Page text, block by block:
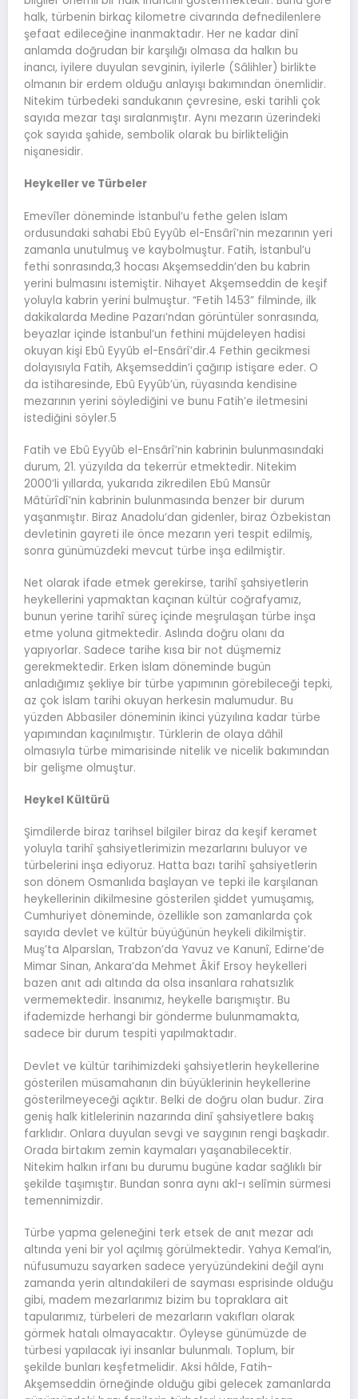
halk, türbenin birkaç kilometre civarında defnedilenlere
şefaat edileceğine inanmaktadır. Her ne kadar dinî
anlamda doğrudan bir karşılığı olmasa da halkın bu
inancı, iyilere duyulan sevginin, iyilerle (Sâlihler) birlikte
olmanın bir erdem olduğu anlayışı bakımından önemlidir.
Nitekim türbedeki sandukanın çevresine, eski tarihli çok
sayıda mezar taşı sıralanmıştır. Aynı mezarın üzerindeki
çok sayıda şahide, sembolik olarak bu birlikteliğin
nişanesidir.
Heykeller ve Türbeler
Emevîler döneminde İstanbul’u fethe gelen İslam
ordusundaki sahabi Ebû Eyyûb el-Ensârî’nin mezarının yeri
zamanla unutulmuş ve kaybolmuştur. Fatih, İstanbul’u
fethi sonrasında,3 hocası Akşemseddin’den bu kabrin
yerini bulmasını istemiştir. Nihayet Akşemseddin de keşif
yoluyla kabrin yerini bulmuştur. “Fetih 1453” filminde, ilk
dakikalarda Medine Pazarı’ndan görüntüler sonrasında,
beyazlar içinde İstanbul’un fethini müjdeleyen hadisi
okuyan kişi Ebû Eyyûb el-Ensârî’dir.4 Fethin gecikmesi
dolayısıyla Fatih, Akşemseddin’i çağırıp istişare eder. O
da istiharesinde, Ebû Eyyûb’ün, rüyasında kendisine
mezarının yerini söylediğini ve bunu Fatih’e iletmesini
istediğini söyler.5
Fatih ve Ebû Eyyûb el-Ensârî’nin kabrinin bulunmasındaki
durum, 21. yüzyılda da tekerrür etmektedir. Nitekim
2000’li yıllarda, yukarıda zikredilen Ebû Mansûr
Mâtürîdî’nin kabrinin bulunmasında benzer bir durum
yaşanmıştır. Biraz Anadolu’dan gidenler, biraz Özbekistan
devletinin gayreti ile önce mezarın yeri tespit edilmiş,
sonra günümüzdeki mevcut türbe inşa edilmiştir.
Net olarak ifade etmek gerekirse, tarihî şahsiyetlerin
heykellerini yapmaktan kaçınan kültür coğrafyamız,
bunun yerine tarihî süreç içinde meşrulaşan türbe inşa
etme yoluna gitmektedir. Aslında doğru olanı da
yapıyorlar. Sadece tarihe kısa bir not düşmemiz
gerekmektedir. Erken İslam döneminde bugün
anladığımız şekliye bir türbe yapımının görebileceği tepki,
az çok İslam tarihi okuyan herkesin malumudur. Bu
yüzden Abbasiler döneminin ikinci yüzyılına kadar türbe
yapımından kaçınılmıştır. Türklerin de olaya dâhil
olmasıyla türbe mimarisinde nitelik ve nicelik bakımından
bir gelişme olmuştur.
Heykel Kültürü
Şimdilerde biraz tarihsel bilgiler biraz da keşif keramet
yoluyla tarihî şahsiyetlerimizin mezarlarını buluyor ve
türbelerini inşa ediyoruz. Hatta bazı tarihî şahsiyetlerin
son dönem Osmanlıda başlayan ve tepki ile karşılanan
heykellerinin dikilmesine gösterilen şiddet yumuşamış,
Cumhuriyet döneminde, özellikle son zamanlarda çok
sayıda devlet ve kültür büyüğünün heykeli dikilmiştir.
Muş’ta Alparslan, Trabzon’da Yavuz ve Kanunî, Edirne’de
Mimar Sinan, Ankara’da Mehmet Âkif Ersoy heykelleri
bazen anıt adı altında da olsa insanlara rahatsızlık
vermemektedir. İnsanımız, heykelle barışmıştır. Bu
ifademizde herhangi bir gönderme bulunmamakta,
sadece bir durum tespiti yapılmaktadır.
Devlet ve kültür tarihimizdeki şahsiyetlerin heykellerine
gösterilen müsamahanın din büyüklerinin heykellerine
gösterilmeyeceği açıktır. Belki de doğru olan budur. Zira
geniş halk kitlelerinin nazarında dinî şahsiyetlere bakış
farklıdır. Onlara duyulan sevgi ve saygının rengi başkadır.
Orada birtakım zemin kaymaları yaşanabilecektir.
Nitekim halkın irfanı bu durumu bugüne kadar sağlıklı bir
şekilde taşımıştır. Bundan sonra aynı akl-ı selîmin sürmesi
temennimizdir.
Türbe yapma geleneğini terk etsek de anıt mezar adı
altında yeni bir yol açılmış görülmektedir. Yahya Kemal’in,
nüfusumuzu sayarken sadece yeryüzündekini değil aynı
zamanda yerin altındakileri de sayması esprisinde olduğu
gibi, madem mezarlarımız bizim bu topraklara ait
tapularımız, türbeleri de mezarların vakıfları olarak
görmek hatalı olmayacaktır. Öyleyse günümüzde de
türbesi yapılacak iyi insanlar bulunmalı. Toplum, bir
şekilde bunları keşfetmelidir. Aksi hâlde, Fatih-
Akşemseddin örneğinde olduğu gibi gelecek zamanlarda